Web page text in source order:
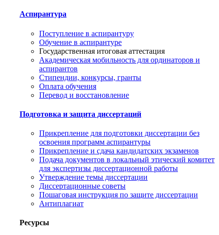
Аспирантура
Поступление в аспирантуру
Обучение в аспирантуре
Государственная итоговая аттестация
Академическая мобильность для ординаторов и
аспирантов
Стипендии, конкурсы, гранты
Оплата обучения
Перевод и восстановление
Подготовка и защита диссертаций
Прикрепление для подготовки диссертации без
освоения программ аспирантуры
Прикрепление и сдача кандидатских экзаменов
Подача документов в локальный этический комитет
для экспертизы диссертационной работы
Утверждение темы диссертации
Диссертационные советы
Пошаговая инструкция по защите диссертации
Антиплагиат
Ресурсы